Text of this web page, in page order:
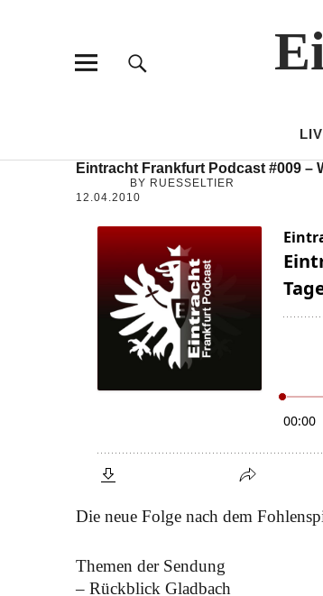
Eintracht Frankfurt Podcast #009 –
BY RUESSELTIER
12.04.2010
Die neue Folge nach dem
Themen der Sendung
– Rückblick Gladbach